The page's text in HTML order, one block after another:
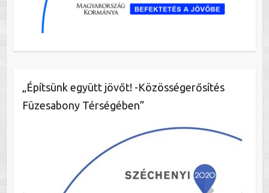
„Építsünk együtt jövőt! -Közösségerősítés
Füzesabony Térségében”